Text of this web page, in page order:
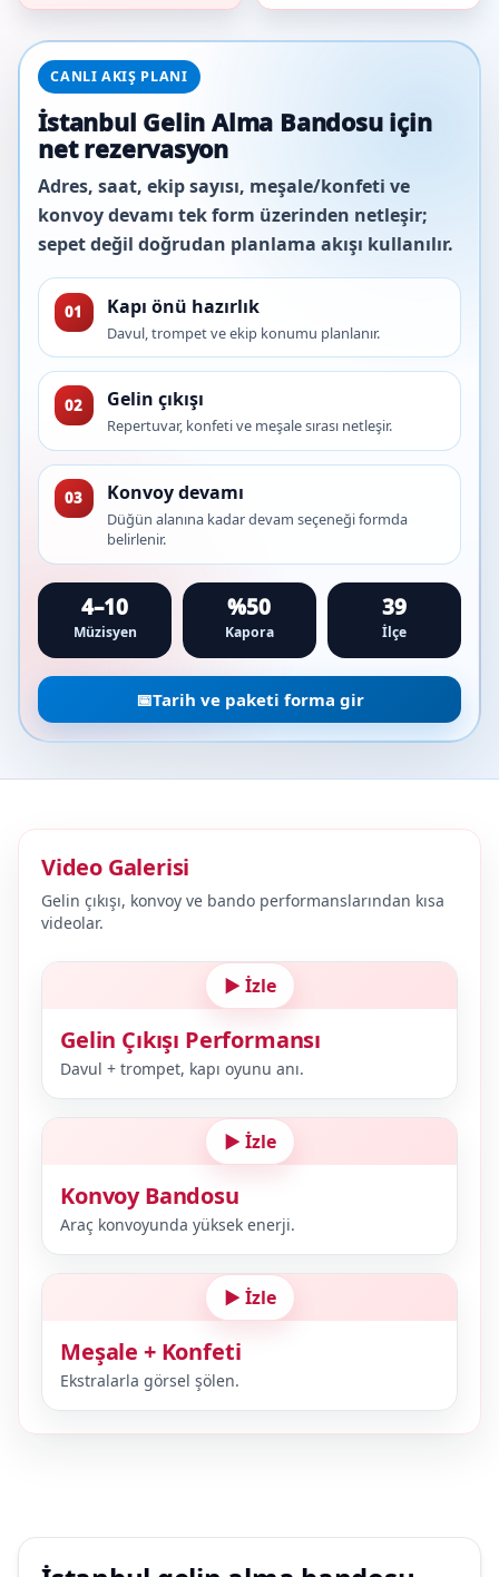
CANLI AKIŞ PLANI
İstanbul Gelin Alma Bandosu için
net rezervasyon
Adres, saat, ekip sayısı, meşale/konfeti ve
konvoy devamı tek form üzerinden netleşir;
sepet değil doğrudan planlama akışı kullanılır.
01 Kapı önü hazırlık
Davul, trompet ve ekip konumu planlanır.
02 Gelin çıkışı
Repertuvar, konfeti ve meşale sırası netleşir.
03 Konvoy devamı
Düğün alanına kadar devam seçeneği formda
belirlenir.
4–10
Müzisyen
%50
Kapora
39
İlçe
📅Tarih ve paketi forma gir
Video Galerisi
Gelin çıkışı, konvoy ve bando performanslarından kısa
videolar.
▶ İzle
Gelin Çıkışı Performansı
Davul + trompet, kapı oyunu anı.
▶ İzle
Konvoy Bandosu
Araç konvoyunda yüksek enerji.
▶ İzle
Meşale + Konfeti
Ekstralarla görsel şölen.